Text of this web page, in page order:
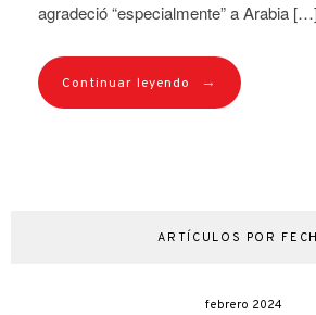
agradeció “especialmente” a Arabia […]
Continuar leyendo →
ARTÍCULOS POR
febrero 2024